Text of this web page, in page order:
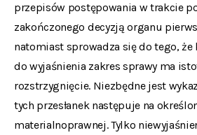
przepisów postępowania w trakcie
zakończonego decyzją organu
natomiast sprowadza się do tego, że
do wyjaśnienia zakres sprawy ma
rozstrzygnięcie. Niezbędne jest
tych przesłanek następuje na
materialnoprawnej. Tylko